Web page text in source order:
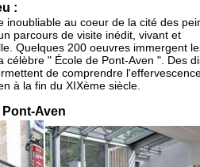
:
inoubliable au coeur de la cité des
parcours de visite inédit, vivant et
Quelques 200 oeuvres immergent
célèbre " École de Pont-Aven ". Des
de comprendre
à la fin du XIXème siècle.
Aven